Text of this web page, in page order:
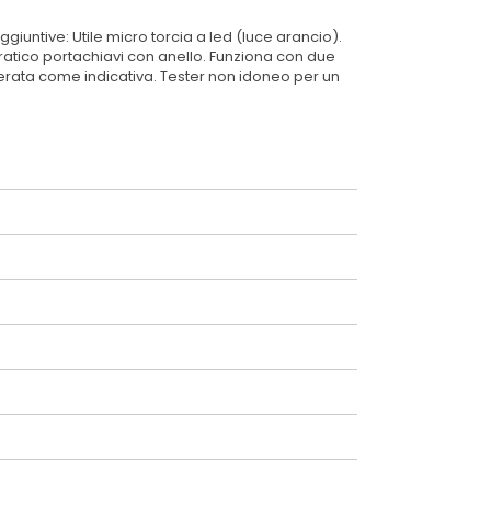
Utile micro torcia a led (luce arancio).
portachiavi con anello. Funziona con due
come indicativa. Tester non idoneo per un